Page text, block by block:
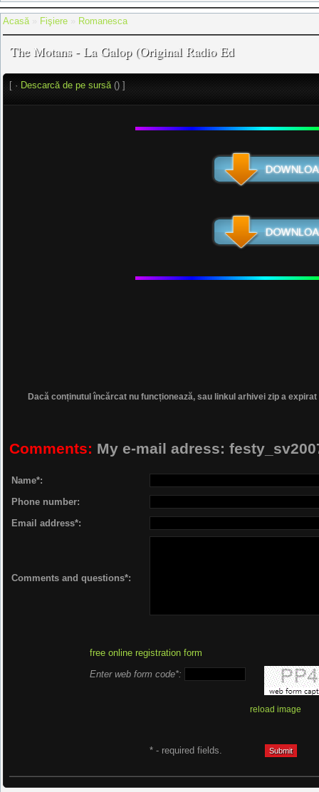
Acasă» Fişiere Romanesca
The Motans - La Galop (Original Radio Ed
[ · Descarcă de pe sursă() ]
Dacă conținutul încărcat nu funcționează, sau linkul arhivei zip a
Comments: My e-mail adress:
Name*:
Phone number:
Email address*:
Comments and questions*:
free online registration form
Enter web form code*:
reload image
* - required fields.